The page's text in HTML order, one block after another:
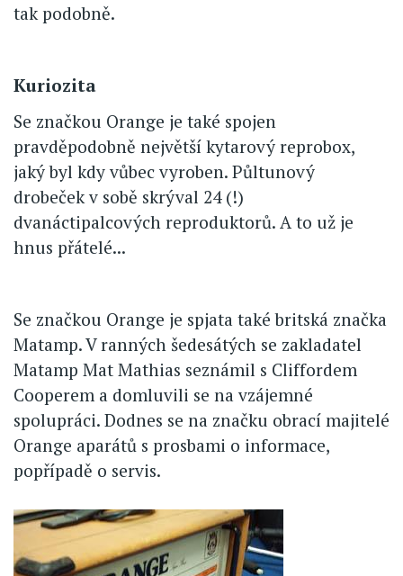
tak podobně.
Kuriozita
Se značkou Orange je také spojen
pravděpodobně největší kytarový reprobox,
jaký byl kdy vůbec vyroben. Půltunový
drobeček v sobě skrýval 24 (!)
dvanáctipalcových reproduktorů. A to už je
hnus přátelé...
Se značkou Orange je spjata také britská značka
Matamp. V ranných šedesátých se zakladatel
Matamp Mat Mathias seznámil s Cliffordem
Cooperem a domluvili se na vzájemné
spolupráci. Dodnes se na značku obrací majitelé
Orange aparátů s prosbami o informace,
popřípadě o servis.